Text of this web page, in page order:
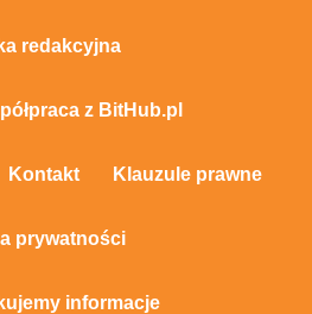
redakcyjna
z BitHub.pl
Kontakt Klauzule prawne
prywatności
informacje